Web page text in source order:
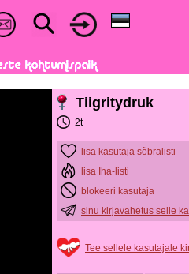
Tiigritydruk
2t
lisa kasutaja sõbralisti
lisa Iha-listi
blokeeri kasutaja
sinu kirjavahetus selle
Tee sellele kasutajale